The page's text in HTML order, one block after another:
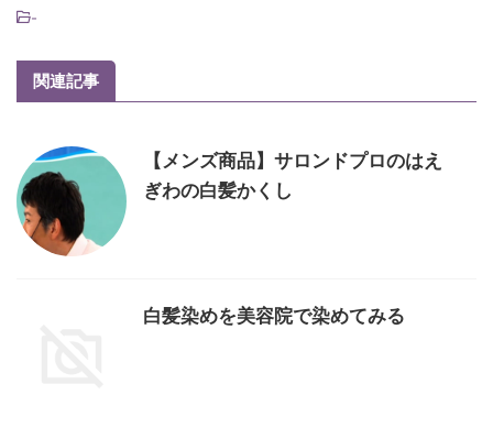
-
関連記事
【メンズ商品】サロンドプロのはえ
ぎわの白髪かくし
白髪染めを美容院で染めてみる